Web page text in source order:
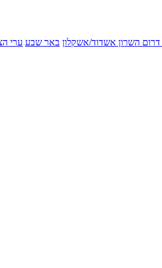
דרום השרון אשדוד/אשקלון באר שבע ערי